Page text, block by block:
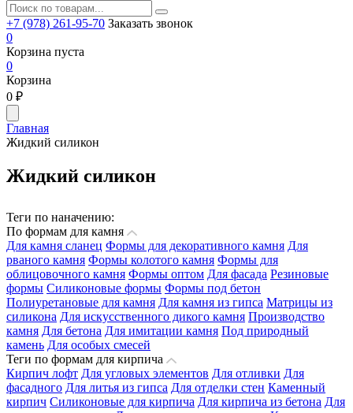
+7 (978) 261-95-70 Заказать звонок
0
Корзина пуста
0
Корзина
0 ₽
Главная
Жидкий силикон
Жидкий силикон
Теги по наначению:
По формам для камня
Для камня сланец Формы для декоративного камня Для
рваного камня Формы колотого камня Формы для
облицовочного камня Формы оптом Для фасада Резиновые
формы Силиконовые формы Формы под бетон
Полиуретановые для камня Для камня из гипса Матрицы из
силикона Для искусственного дикого камня Производство
камня Для бетона Для имитации камня Под природный
камень Для особых смесей
Теги по формам для кирпича
Кирпич лофт Для угловых элементов Для отливки Для
фасадного Для литья из гипса Для отделки стен Каменный
кирпич Силиконовые для кирпича Для кирпича из бетона Для